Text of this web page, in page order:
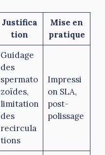
Justifica
tion
Mise en
pratique
Guidage
des
spermato
zoïdes,
limitation
des
recircula
tions
Impressi
on SLA,
post-
polissage